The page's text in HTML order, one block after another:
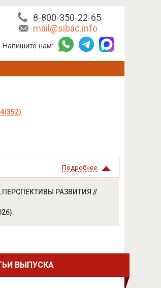
8-800-350-22-65
mail@sibac.info
Напишите нам:
Подробнее
ПЕРСПЕКТИВЫ РАЗВИТИЯ //
ВЫПУСКА